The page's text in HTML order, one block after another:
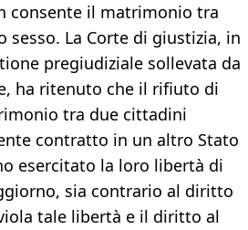
consente il matrimonio tra
sesso. La Corte di giustizia, in
pregiudiziale sollevata da
ha ritenuto che il rifiuto di
tra due cittadini
contratto in un altro Stato
esercitato la loro libertà di
sia contrario al diritto
tale libertà e il diritto al